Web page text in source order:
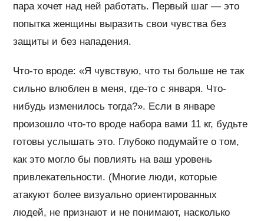
пара хочет над ней работать. Первый шаг — это
попытка женщины выразить свои чувства без
защиты и без нападения.
Что-то вроде: «Я чувствую, что ты больше не так
сильно влюблен в меня, где-то с января. Что-
нибудь изменилось тогда?». Если в январе
произошло что-то вроде набора вами 11 кг, будьте
готовы услышать это. Глубоко подумайте о том,
как это могло бы повлиять на ваш уровень
привлекательности. (Многие люди, которые
атакуют более визуально ориентированных
людей, не признают и не понимают, насколько